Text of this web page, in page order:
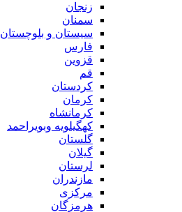
زنجان
سمنان
سیستان و بلوچستان
فارس
قزوین
قم
کردستان
کرمان
کرمانشاه
کهگیلویه وبویراحمد
گلستان
گیلان
لرستان
مازندران
مرکزی
هرمزگان